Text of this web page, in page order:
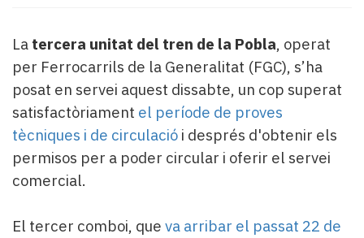
Contingut
patrocinat
Lo
més
llegit...
Editorial
La tercera unitat del tren de la Pobla, operat
per Ferrocarrils de la Generalitat (FGC), s’ha
posat en servei aquest dissabte, un cop superat
satisfactòriament el període de proves
tècniques i de circulació i després d'obtenir els
permisos per a poder circular i oferir el servei
comercial.
El tercer comboi, que va arribar el passat 22 de